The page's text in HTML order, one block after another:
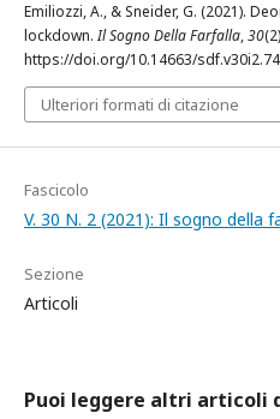
Emiliozzi, A., & Sneider, G. (2021).
lockdown.Il Sogno Della Farfalla,30
https://doi.org/10.14663/
Ulteriori formati di citazione
Fascicolo
V. 30 N. 2 (2021): Il sogno della
Sezione
Articoli
Puoi leggere altri articoli